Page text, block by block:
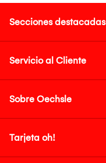
Secciones destacadas
Servicio al Cliente
Sobre Oechsle
Tarjeta oh!